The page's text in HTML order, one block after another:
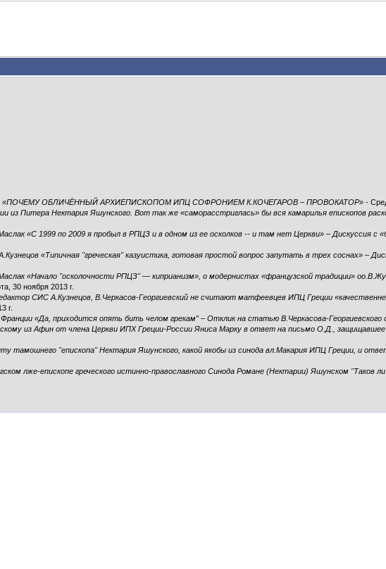
«ПОЧЕМУ ОБЛИЧЁННЫЙ АРХИЕПИСКОПОМ ИПЦ СОФРОНИЕМ К.КОЧЕГАРОВ – ПРОВОКАТОР» -
из Питера Нектария Яшунского. Вот так же «саморасстриглась» бы вся камарилья епископов
«С 1999 по 2009 я пробыл в РПЦЗ и в одном из ее осколков -- и там нет Церкви» – Дискуссия с
«Типичная "греческая" казуистика, готовая простой вопрос запутать в трех соснах» –
«Начало "осколочности РПЦЗ" — киприанизм», о модернистах «французской традиции»
30 ноября 2013 г.
СИС А.Кузнецов, В.Черкасов-Георгиевский не считают матфеевцев ИПЦ Греции
г.
«Да, приходится опять бить челом грекам” – Отклик на статью В.Черкасова-Георгиевского
из Афин от члена Церкви ИПХ Греции-России Яниса Марку в ответ на письмо О.Д.,
тамошнего "епископа" Нектария Яшунского, какой якобы из синода вл.Макария ИПЦ Греции, и
лже-епископе греческого истинно-православного Синода Романе (Нектарии) Яшунском "Таков